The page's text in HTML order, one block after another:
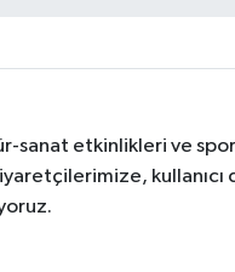
sanat etkinlikleri ve spor
kullanıcı